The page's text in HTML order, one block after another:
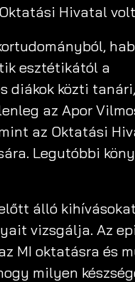
Hivatal
esztétikától a
diákok közti tanári,
az Apor
az Oktatási
Legutóbbi
álló
vizsgálja. Az
MI oktatásra és
milyen